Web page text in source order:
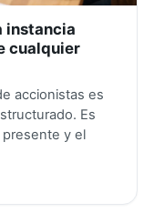
instancia
cualquier
accionistas es
Es
y el